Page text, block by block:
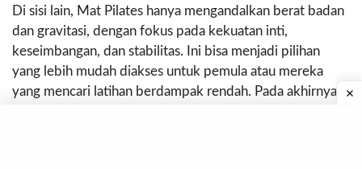
Di sisi lain, Mat Pilates hanya mengandalkan berat badan
dan gravitasi, dengan fokus pada kekuatan inti,
keseimbangan, dan stabilitas. Ini bisa menjadi pilihan
yang lebih mudah diakses untuk pemula atau mereka
yang mencari latihan berdampak rendah. Pada akhirnya,